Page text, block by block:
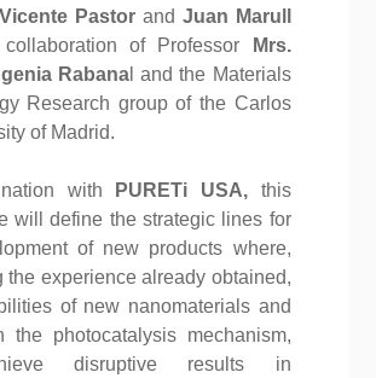
Pastor and Juan Marull
of Professor
Mrs.
Rabanal and the Materials
Research group of the Carlos
of Madrid.
with PURETi USA,this
will define the strategic lines for
of new products where,
the experience already obtained,
of new nanomaterials and
the photocatalysis mechanism,
disruptive results in